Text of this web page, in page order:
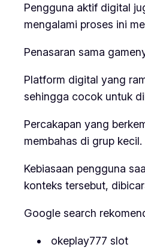
Pengguna aktif digital
mengalami proses ini
Penasaran sama
Platform digital yang
sehingga cocok untuk
Percakapan yang
membahas di grup
Kebiasaan pengguna
konteks tersebut,
Google search
okeplay777 slot